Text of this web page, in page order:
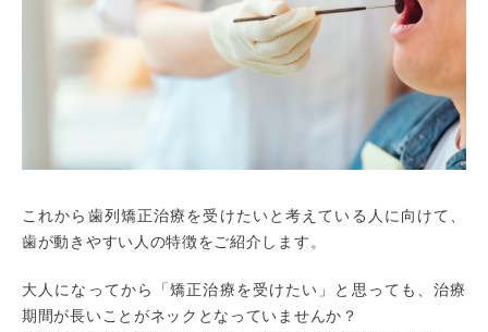
これから歯列矯正治療を受けたいと考えている人に向けて、
歯が動きやすい人の特徴をご紹介します。
大人になってから「矯正治療を受けたい」と思っても、治療
期間が長いことがネックとなっていませんか？